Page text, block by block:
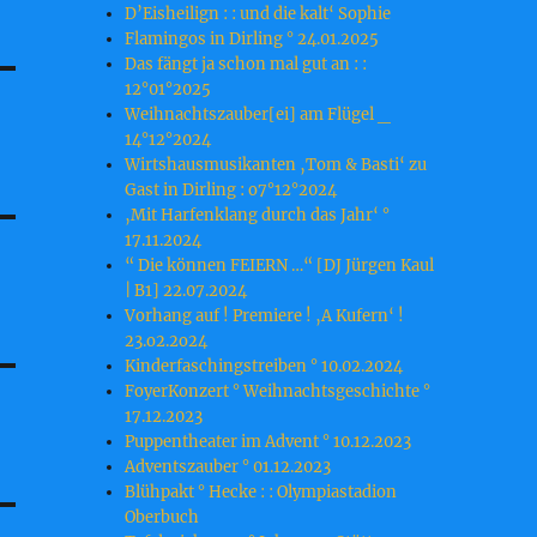
D’Eisheilign : : und die kalt‘ Sophie
Flamingos in Dirling ° 24.01.2025
Das fängt ja schon mal gut an : :
12°01°2025
Weihnachtszauber[ei] am Flügel _
14°12°2024
Wirtshausmusikanten ‚Tom & Basti‘ zu
Gast in Dirling : o7°12°2024
‚Mit Harfenklang durch das Jahr‘ °
17.11.2024
“ Die können FEIERN …“ [DJ Jürgen Kaul
| B1] 22.07.2024
Vorhang auf ! Premiere ! ‚A Kufern‘ !
23.o2.2o24
Kinderfaschingstreiben ° 10.02.2024
FoyerKonzert ° Weihnachtsgeschichte °
17.12.2023
Puppentheater im Advent ° 10.12.2023
Adventszauber ° 01.12.2023
Blühpakt ° Hecke : : Olympiastadion
Oberbuch